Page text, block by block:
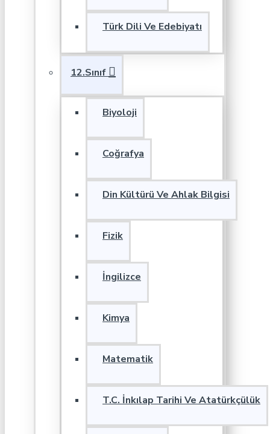
Türk Dili Ve Edebiyatı
12.Sınıf
Biyoloji
Coğrafya
Din Kültürü Ve Ahlak Bilgisi
Fizik
İngilizce
Kimya
Matematik
T.C. İnkılap Tarihi Ve Atatürkçülük